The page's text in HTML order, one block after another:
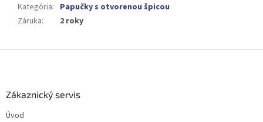
Kategória: Papučky s otvorenou špicou
Záruka: 2 roky
Zákaznický servis
Úvod